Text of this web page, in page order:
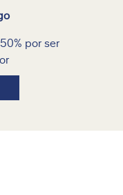
por ser